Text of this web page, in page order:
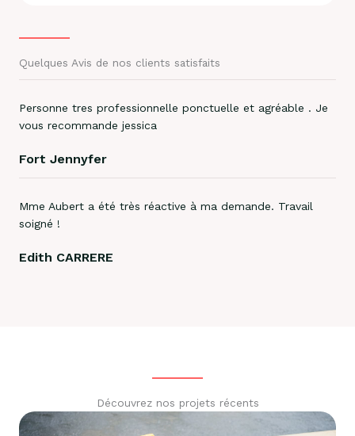
Quelques Avis de nos clients satisfaits
Personne tres professionnelle ponctuelle et agréable . Je
vous recommande jessica
Fort Jennyfer
Mme Aubert a été très réactive à ma demande. Travail
soigné !
Edith CARRERE
Découvrez nos projets récents